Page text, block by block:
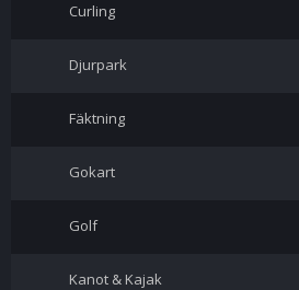
Curling
Djurpark
Fäktning
Gokart
Golf
Kanot & Kajak